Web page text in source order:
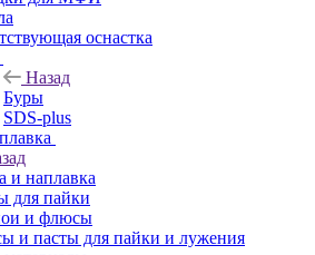
оснастка
Назад
Буры
SDS-plus
и наплавка
для пайки
и флюсы
и пасты для пайки и лужения